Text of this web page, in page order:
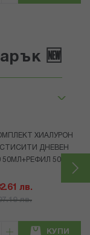
🆕
ХИАЛУРОН
ДНЕВЕН
50МЛ+РЕФИЛ 50МЛ
лв.
лв.
КУПИ